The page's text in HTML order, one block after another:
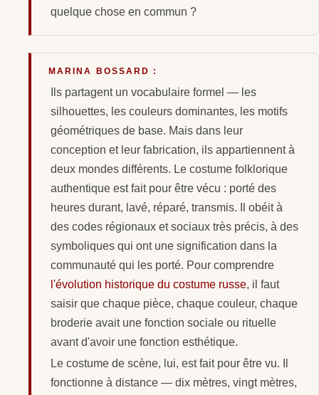
quelque chose en commun ?
MARINA BOSSARD :
Ils partagent un vocabulaire formel — les
silhouettes, les couleurs dominantes, les motifs
géométriques de base. Mais dans leur
conception et leur fabrication, ils appartiennent à
deux mondes différents. Le costume folklorique
authentique est fait pour être vécu : porté des
heures durant, lavé, réparé, transmis. Il obéit à
des codes régionaux et sociaux très précis, à des
symboliques qui ont une signification dans la
communauté qui les porté. Pour comprendre
l'évolution historique du costume russe, il faut
saisir que chaque pièce, chaque couleur, chaque
broderie avait une fonction sociale ou rituelle
avant d'avoir une fonction esthétique.
Le costume de scène, lui, est fait pour être vu. Il
fonctionne à distance — dix mètres, vingt mètres,